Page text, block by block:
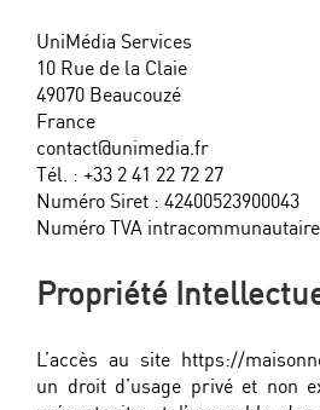
UniMédia Services
10 Rue de la Claie
49070 Beaucouzé
France
contact@unimedia.fr
Tél. : +33 2 41 22 72 27
Numéro Siret : 42400523900043
Numéro TVA intracommunautaire
Propriété
L’accès au site https://
un droit d’usage privé et non